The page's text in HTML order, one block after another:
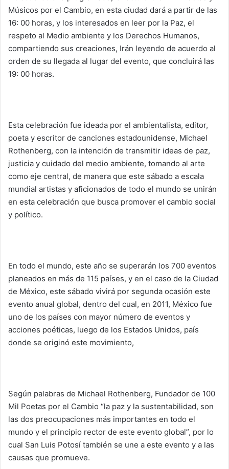
Músicos por el Cambio, en esta ciudad dará a partir de las
16: 00 horas, y los interesados en leer por la Paz, el
respeto al Medio ambiente y los Derechos Humanos,
compartiendo sus creaciones, Irán leyendo de acuerdo al
orden de su llegada al lugar del evento, que concluirá las
19: 00 horas.
Esta celebración fue ideada por el ambientalista, editor,
poeta y escritor de canciones estadounidense, Michael
Rothenberg, con la intención de transmitir ideas de paz,
justicia y cuidado del medio ambiente, tomando al arte
como eje central, de manera que este sábado a escala
mundial artistas y aficionados de todo el mundo se unirán
en esta celebración que busca promover el cambio social
y político.
En todo el mundo, este año se superarán los 700 eventos
planeados en más de 115 países, y en el caso de la Ciudad
de México, este sábado vivirá por segunda ocasión este
evento anual global, dentro del cual, en 2011, México fue
uno de los países con mayor número de eventos y
acciones poéticas, luego de los Estados Unidos, país
donde se originó este movimiento,
Según palabras de Michael Rothenberg, Fundador de 100
Mil Poetas por el Cambio “la paz y la sustentabilidad, son
las dos preocupaciones más importantes en todo el
mundo y el principio rector de este evento global”, por lo
cual San Luis Potosí también se une a este evento y a las
causas que promueve.